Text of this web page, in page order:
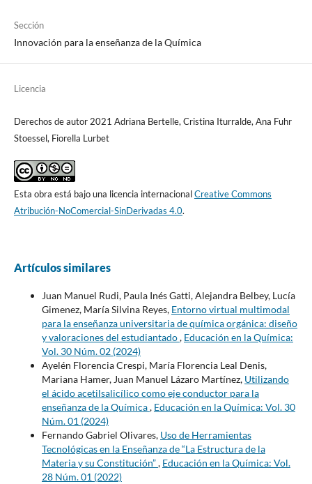
Sección
Innovación para la enseñanza de la Química
Licencia
Derechos de autor 2021 Adriana Bertelle, Cristina Iturralde, Ana Fuhr
Stoessel, Fiorella Lurbet
Esta obra está bajo una licencia internacionalCreative Commons
Atribución-NoComercial-SinDerivadas 4.0.
Artículos similares
Juan Manuel Rudi, Paula Inés Gatti, Alejandra Belbey, Lucía
Gimenez, María Silvina Reyes, Entorno virtual multimodal
para la enseñanza universitaria de química orgánica: diseño
y valoraciones del estudiantado, Educación en la Química:
Vol. 30 Núm. 02 (2024)
Ayelén Florencia Crespi, María Florencia Leal Denis,
Mariana Hamer, Juan Manuel Lázaro Martínez, Utilizando
el ácido acetilsalicílico como eje conductor para la
enseñanza de la Química, Educación en la Química: Vol. 30
Núm. 01 (2024)
Fernando Gabriel Olivares, Uso de Herramientas
Tecnológicas en la Enseñanza de “La Estructura de la
Materia y su Constitución”, Educación en la Química: Vol.
28 Núm. 01 (2022)